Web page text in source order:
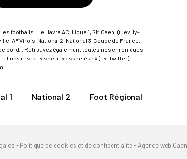
footballs : Le Havre AC, Ligue 1, SM Caen, Quevilly-
AF Virois, National 2, National 3, Coupe de France,
bord... Retrouvez également toutes nos chroniques
nos réseaux sociaux associés : X (ex-Twitter),
1 National 2 Foot Régional
- Politique de cookies et de confidentialité-Agence web Caen